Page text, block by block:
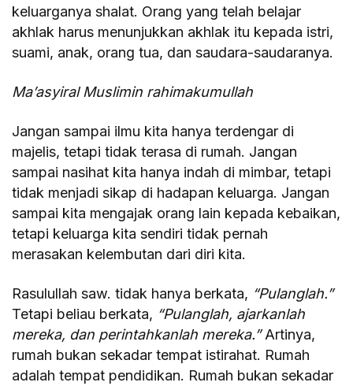
keluarganya shalat. Orang yang telah belajar
akhlak harus menunjukkan akhlak itu kepada istri,
suami, anak, orang tua, dan saudara-saudaranya.
Ma’asyiral Muslimin rahimakumullah
Jangan sampai ilmu kita hanya terdengar di
majelis, tetapi tidak terasa di rumah. Jangan
sampai nasihat kita hanya indah di mimbar, tetapi
tidak menjadi sikap di hadapan keluarga. Jangan
sampai kita mengajak orang lain kepada kebaikan,
tetapi keluarga kita sendiri tidak pernah
merasakan kelembutan dari diri kita.
Rasulullah saw. tidak hanya berkata, “Pulanglah.”
Tetapi beliau berkata, “Pulanglah, ajarkanlah
mereka, dan perintahkanlah mereka.”Artinya,
rumah bukan sekadar tempat istirahat. Rumah
adalah tempat pendidikan. Rumah bukan sekadar